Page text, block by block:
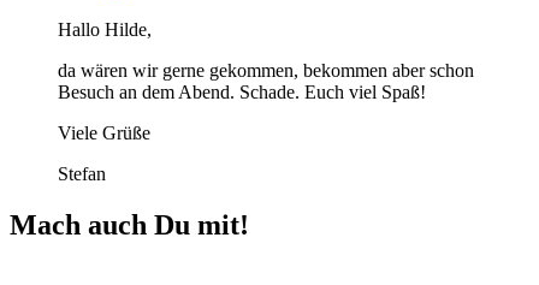
Hallo Hilde,
da wären wir gerne gekommen, bekommen aber schon
Besuch an dem Abend. Schade. Euch viel Spaß!
Viele Grüße
Stefan
Mach auch Du mit!